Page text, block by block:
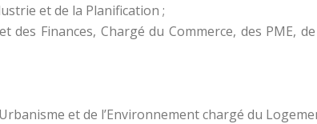
et de la Planification ;
Finances, Chargé du Commerce, des PME, de
et de l’Environnement chargé du